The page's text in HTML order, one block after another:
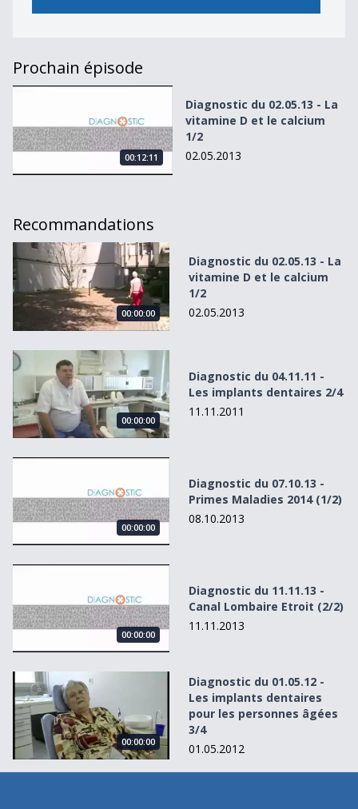
Prochain épisode
00:12:11
Diagnostic du 02.05.13 - La
vitamine D et le calcium
1/2
02.05.2013
Recommandations
Diagnostic du 02.05.13 - La vitamine D et le calcium 1/2
00:00:00
Diagnostic du 02.05.13 - La
vitamine D et le calcium
1/2
02.05.2013
Diagnostic du 04.11.11 - Les implants dentaires 2/4
00:00:00
Diagnostic du 04.11.11 -
Les implants dentaires 2/4
11.11.2011
00:00:00
Diagnostic du 07.10.13 -
Primes Maladies 2014 (1/2)
08.10.2013
00:00:00
Diagnostic du 11.11.13 -
Canal Lombaire Etroit (2/2)
11.11.2013
Diagnostic du 01.05.12 - Les implants dentaires pour les
00:00:00
Diagnostic du 01.05.12 -
Les implants dentaires
pour les personnes âgées
3/4
01.05.2012